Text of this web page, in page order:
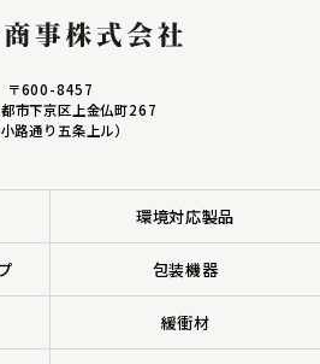
〒600-8457
市下京区上金仏町267
小路通り五条上ル）
環境対応製品
包装機器
緩衝材